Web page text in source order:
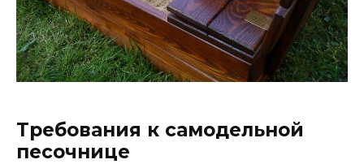
Требования к самодельной
песочнице